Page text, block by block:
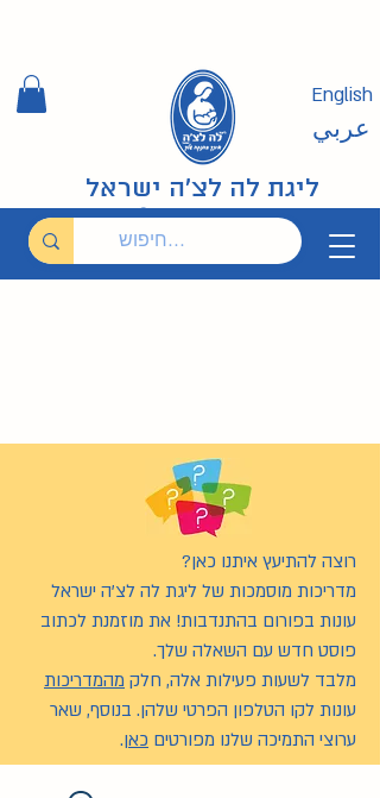
ליגת לה לצ'ה ישראל
English
عربي
רוצה להתיעץ איתנו כאן?
מדריכות מוסמכות של ליגת לה לצ’ה ישראל
עונות בפורום בהתנדבות! את מוזמנת לכתוב
פוסט חדש עם השאלה שלך.
מלבד לשעות פעילות אלה, חלק מהמדריכות
עונות לקו הטלפון הפרטי שלהן. בנוסף, שאר
ערוצי התמיכה שלנו מפורטים כאן.